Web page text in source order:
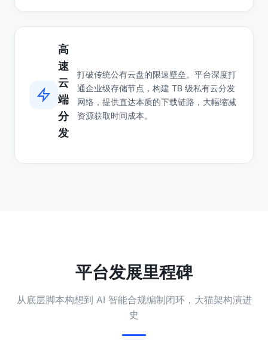
高
速
云
端
分
发
打破传统公有云盘的限速壁垒。平台深度打
通企业级存储节点，构建 TB 级私有云分发
网络，提供直达本质的下载链路，大幅缩减
资源获取时间成本。
平台发展里程碑
从底层脚本构想到 AI 智能合规编制闭环，大猫架构演进
史